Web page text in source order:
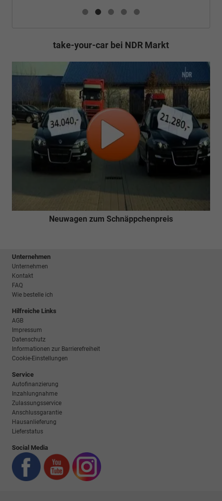
take-your-car bei NDR Markt
Neuwagen zum Schnäppchenpreis
Unternehmen
Unternehmen
Kontakt
FAQ
Wie bestelle ich
Hilfreiche Links
AGB
Impressum
Datenschutz
Informationen zur Barrierefreiheit
Cookie-Einstellungen
Service
Autofinanzierung
Inzahlungnahme
Zulassungsservice
Anschlussgarantie
Hausanlieferung
Lieferstatus
Social Media